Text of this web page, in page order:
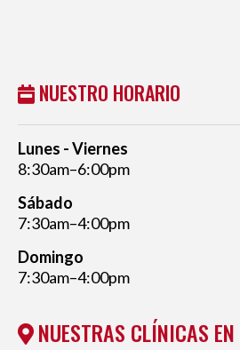
NUESTRO HORARIO
Lunes - Viernes
8:30am–6:00pm
Sábado
7:30am–4:00pm
Domingo
7:30am–4:00pm
NUESTRAS CLÍNICAS